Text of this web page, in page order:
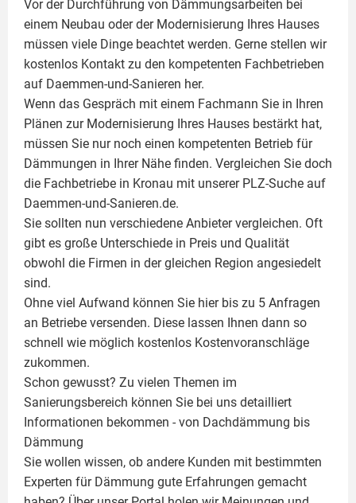
Vor der Durchführung von Dämmungsarbeiten bei
einem Neubau oder der Modernisierung Ihres Hauses
müssen viele Dinge beachtet werden. Gerne stellen wir
kostenlos Kontakt zu den kompetenten Fachbetrieben
auf Daemmen-und-Sanieren her.
Wenn das Gespräch mit einem Fachmann Sie in Ihren
Plänen zur Modernisierung Ihres Hauses bestärkt hat,
müssen Sie nur noch einen kompetenten Betrieb für
Dämmungen in Ihrer Nähe finden. Vergleichen Sie doch
die Fachbetriebe in Kronau mit unserer PLZ-Suche auf
Daemmen-und-Sanieren.de.
Sie sollten nun verschiedene Anbieter vergleichen. Oft
gibt es große Unterschiede in Preis und Qualität
obwohl die Firmen in der gleichen Region angesiedelt
sind.
Ohne viel Aufwand können Sie hier bis zu 5 Anfragen
an Betriebe versenden. Diese lassen Ihnen dann so
schnell wie möglich kostenlos Kostenvoranschläge
zukommen.
Schon gewusst? Zu vielen Themen im
Sanierungsbereich können Sie bei uns detailliert
Informationen bekommen - von Dachdämmung bis
Dämmung
Sie wollen wissen, ob andere Kunden mit bestimmten
Experten für Dämmung gute Erfahrungen gemacht